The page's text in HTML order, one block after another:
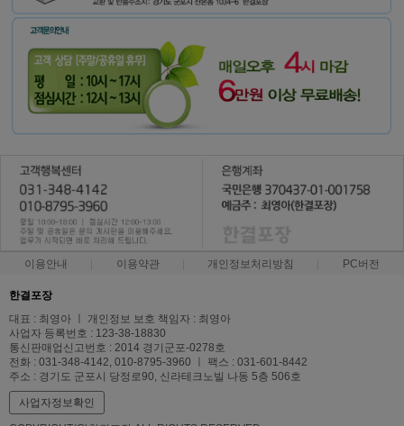
이용안내 이용약관 개인정보처리방침 PC버전
한결포장
대표 : 최영아 ㅣ 개인정보 보호 책임자 : 최영아
사업자 등록번호 : 123-38-18830
통신판매업신고번호 : 2014 경기군포-0278호
전화 : 031-348-4142, 010-8795-3960 ㅣ 팩스 : 031-601-8442
주소 : 경기도 군포시 당정로90, 신라테크노빌 나동 5층 506호
사업자정보확인